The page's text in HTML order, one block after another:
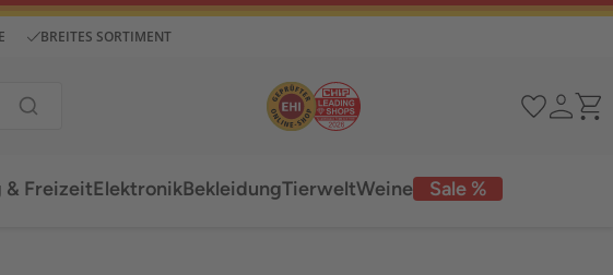
BREITES SORTIMENT
& Freizeit Sale %
ElektronikBekleidungTierweltWeine